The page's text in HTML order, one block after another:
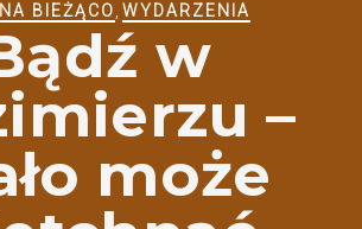
BIEŻĄCO WYDARZENIA
w
–
może